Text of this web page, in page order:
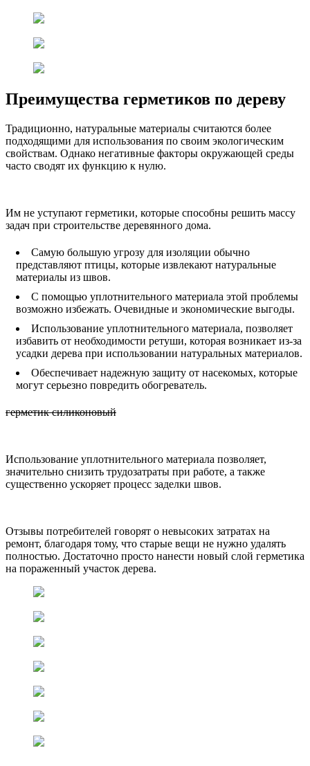
Преимущества герметиков по дереву
Традиционно, натуральные материалы считаются более
подходящими для использования по своим экологическим
свойствам. Однако негативные факторы окружающей среды
часто сводят их функцию к нулю.
Им не уступают герметики, которые способны решить массу
задач при строительстве деревянного дома.
Самую большую угрозу для изоляции обычно
представляют птицы, которые извлекают натуральные
материалы из швов.
С помощью уплотнительного материала этой проблемы
возможно избежать. Очевидные и экономические выгоды.
Использование уплотнительного материала, позволяет
избавить от необходимости ретуши, которая возникает из-за
усадки дерева при использовании натуральных материалов.
Обеспечивает надежную защиту от насекомых, которые
могут серьезно повредить обогреватель.
герметик силиконовый
Использование уплотнительного материала позволяет,
значительно снизить трудозатраты при работе, а также
существенно ускоряет процесс заделки швов.
Отзывы потребителей говорят о невысоких затратах на
ремонт, благодаря тому, что старые вещи не нужно удалять
полностью. Достаточно просто нанести новый слой герметика
на пораженный участок дерева.